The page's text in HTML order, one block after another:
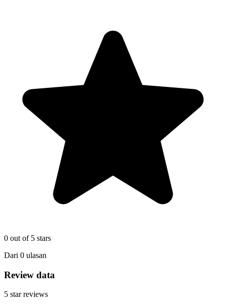
0 out of 5 stars
Dari 0 ulasan
Review data
5 star reviews